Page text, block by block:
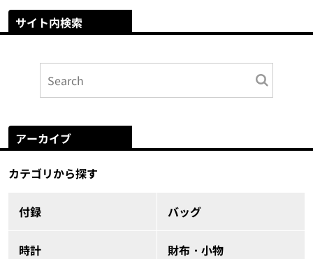
サイト内検索
アーカイブ
カテゴリから探す
付録 バッグ
時計 財布・小物